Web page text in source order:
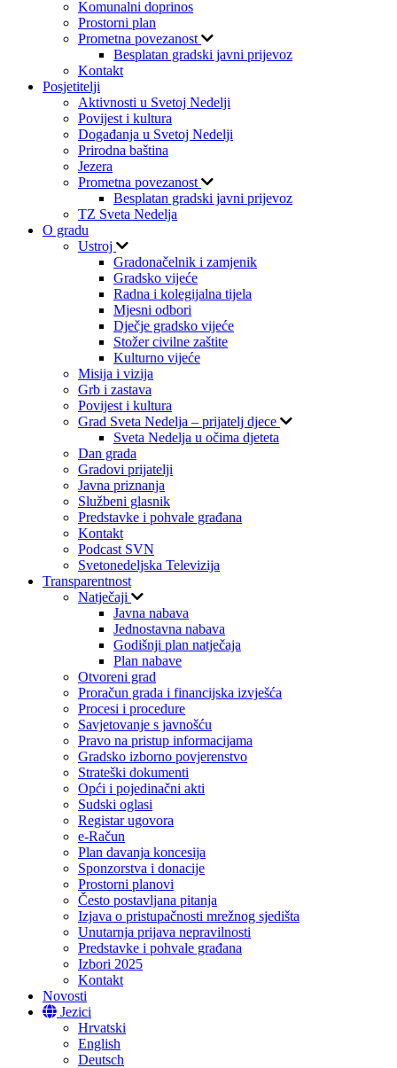
Komunalni doprinos
Prostorni plan
Prometna povezanost
Besplatan gradski javni prijevoz
Kontakt
Posjetitelji
Aktivnosti u Svetoj Nedelji
Povijest i kultura
Događanja u Svetoj Nedelji
Prirodna baština
Jezera
Prometna povezanost
Besplatan gradski javni prijevoz
TZ Sveta Nedelja
O gradu
Ustroj
Gradonačelnik i zamjenik
Gradsko vijeće
Radna i kolegijalna tijela
Mjesni odbori
Dječje gradsko vijeće
Stožer civilne zaštite
Kulturno vijeće
Misija i vizija
Grb i zastava
Povijest i kultura
Grad Sveta Nedelja – prijatelj djece
Sveta Nedelja u očima djeteta
Dan grada
Gradovi prijatelji
Javna priznanja
Službeni glasnik
Predstavke i pohvale građana
Kontakt
Podcast SVN
Svetonedeljska Televizija
Transparentnost
Natječaji
Javna nabava
Jednostavna nabava
Godišnji plan natječaja
Plan nabave
Otvoreni grad
Proračun grada i financijska izvješća
Procesi i procedure
Savjetovanje s javnošću
Pravo na pristup informacijama
Gradsko izborno povjerenstvo
Strateški dokumenti
Opći i pojedinačni akti
Sudski oglasi
Registar ugovora
e-Račun
Plan davanja koncesija
Sponzorstva i donacije
Prostorni planovi
Često postavljana pitanja
Izjava o pristupačnosti mrežnog sjedišta
Unutarnja prijava nepravilnosti
Predstavke i pohvale građana
Izbori 2025
Kontakt
Novosti
Jezici
Hrvatski
English
Deutsch